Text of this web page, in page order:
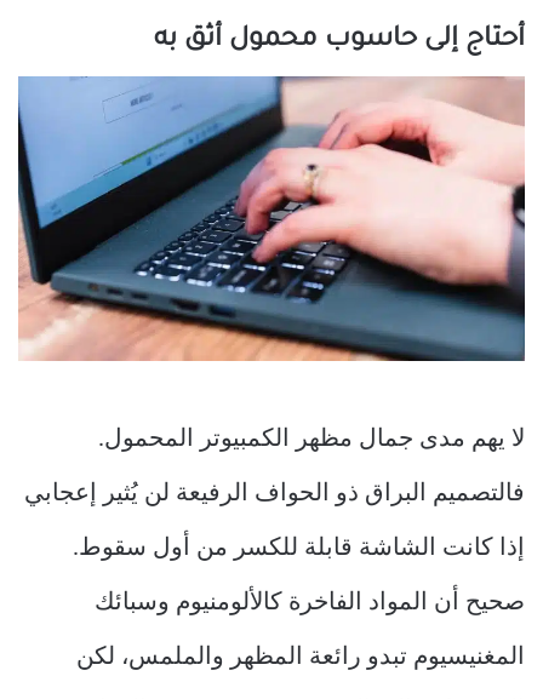
أحتاج إلى حاسوب محمول أثق به
لا يهم مدى جمال مظهر الكمبيوتر المحمول.
فالتصميم البراق ذو الحواف الرفيعة لن يُثير إعجابي
إذا كانت الشاشة قابلة للكسر من أول سقوط.
صحيح أن المواد الفاخرة كالألومنيوم وسبائك
المغنيسيوم تبدو رائعة المظهر والملمس، لكن